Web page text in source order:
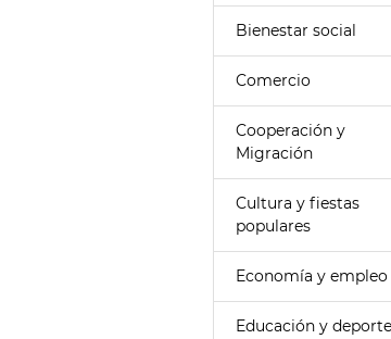
Bienestar social
Comercio
Cooperación y
Migración
Cultura y fiestas
populares
Economía y empleo
Educación y deporte